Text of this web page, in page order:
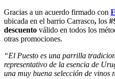
Gracias a un acuerdo firmado con
ubicada en el barrio Carrasco, los
descuento válido en todos los
otras promociones.
“El Puesto es una parrilla
representativo de la esencia de
una muy buena selección de vinos